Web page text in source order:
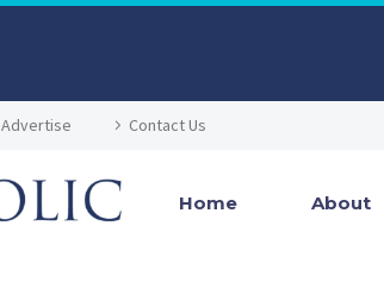
Advertise Contact Us
Home About